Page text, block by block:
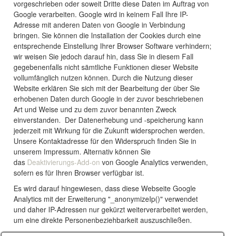
vorgeschrieben oder soweit Dritte diese Daten im Auftrag von
Google verarbeiten. Google wird in keinem Fall Ihre IP-
Adresse mit anderen Daten von Google in Verbindung
bringen. Sie können die Installation der Cookies durch eine
entsprechende Einstellung Ihrer Browser Software verhindern;
wir weisen Sie jedoch darauf hin, dass Sie in diesem Fall
gegebenenfalls nicht sämtliche Funktionen dieser Website
vollumfänglich nutzen können. Durch die Nutzung dieser
Website erklären Sie sich mit der Bearbeitung der über Sie
erhobenen Daten durch Google in der zuvor beschriebenen
Art und Weise und zu dem zuvor benannten Zweck
einverstanden. Der Datenerhebung und -speicherung kann
jederzeit mit Wirkung für die Zukunft widersprochen werden.
Unsere Kontaktadresse für den Widerspruch finden Sie in
unserem Impressum. Alternativ können Sie
das Deaktivierungs-Add-on von Google Analytics verwenden,
sofern es für Ihren Browser verfügbar ist.
Es wird darauf hingewiesen, dass diese Webseite Google
Analytics mit der Erweiterung "_anonymizeIp()" verwendet
und daher IP-Adressen nur gekürzt weiterverarbeitet werden,
um eine direkte Personenbeziehbarkeit auszuschließen.